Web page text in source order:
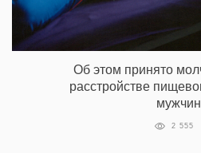
Об этом принято
расстройстве
мужчин
2 555